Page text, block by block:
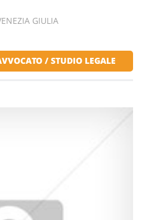
GIULIA
/ STUDIO LEGALE